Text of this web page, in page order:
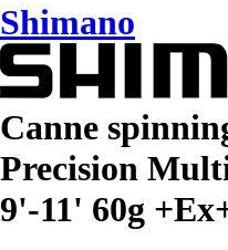
Shimano
Canne
Precision
9'-11' 60g